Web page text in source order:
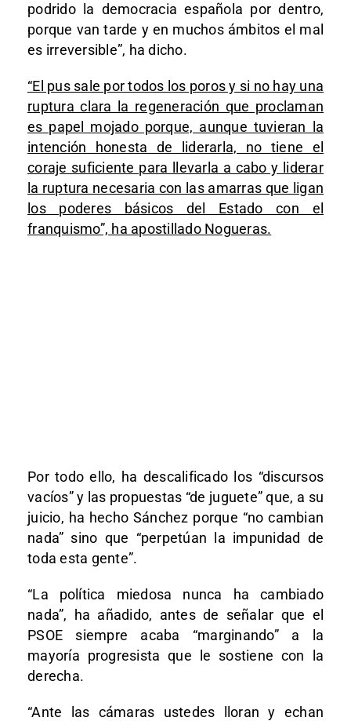
podrido la democracia española por dentro,
porque van tarde y en muchos ámbitos el mal
es irreversible”, ha dicho.
“El pus sale por todos los poros y si no hay una
ruptura clara la regeneración que proclaman
es papel mojado porque, aunque tuvieran la
intención honesta de liderarla, no tiene el
coraje suficiente para llevarla a cabo y liderar
la ruptura necesaria con las amarras que ligan
los poderes básicos del Estado con el
franquismo”, ha apostillado Nogueras.
Por todo ello, ha descalificado los “discursos
vacíos” y las propuestas “de juguete” que, a su
juicio, ha hecho Sánchez porque “no cambian
nada” sino que “perpetúan la impunidad de
toda esta gente”.
“La política miedosa nunca ha cambiado
nada”, ha añadido, antes de señalar que el
PSOE siempre acaba “marginando” a la
mayoría progresista que le sostiene con la
derecha.
“Ante las cámaras ustedes lloran y echan